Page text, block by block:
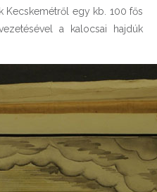
Kecskemétről egy kb. 100 fős
a kalocsai hajdúk